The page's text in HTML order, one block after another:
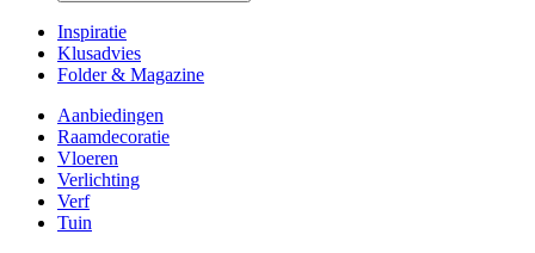
Inspiratie
Klusadvies
Folder & Magazine
Aanbiedingen
Raamdecoratie
Vloeren
Verlichting
Verf
Tuin